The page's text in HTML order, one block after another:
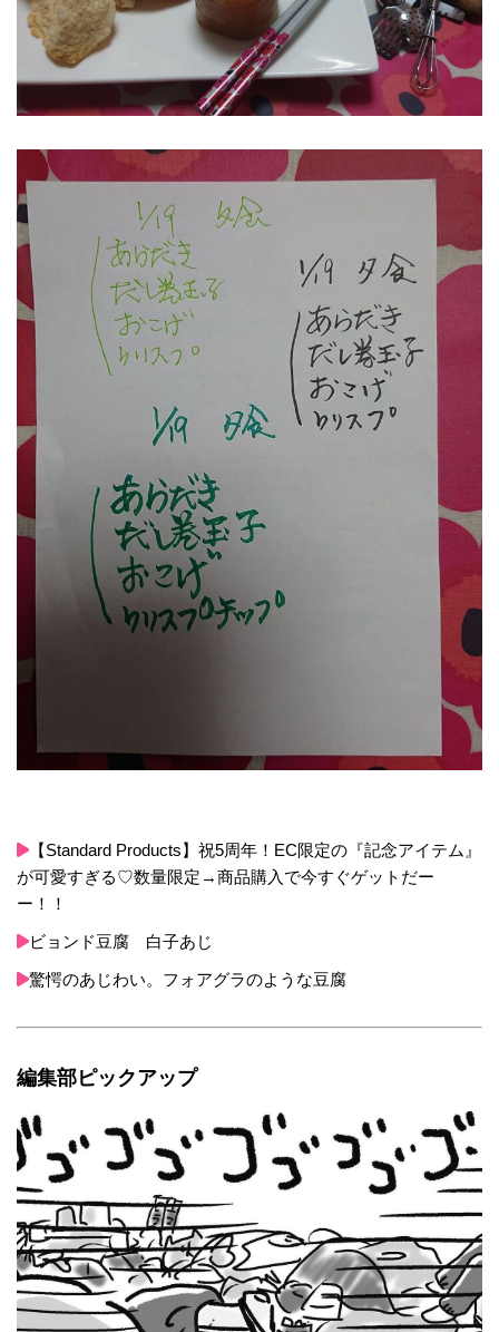
【Standard Products】祝5周年！EC限定の『記念アイテム』
が可愛すぎる♡数量限定→商品購入で今すぐゲットだー
ー！！
ビョンド豆腐 白子あじ
驚愕のあじわい。フォアグラのような豆腐
編集部ピックアップ